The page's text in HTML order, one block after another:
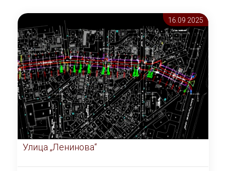
16.09 2025
Улица „Ленинова“